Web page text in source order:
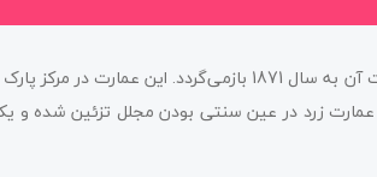
عمارت زرد: عمارتی چوبی که قدمت آن به سال 1871
زرد در عین سنتی بودن مجلل تزئین شده و